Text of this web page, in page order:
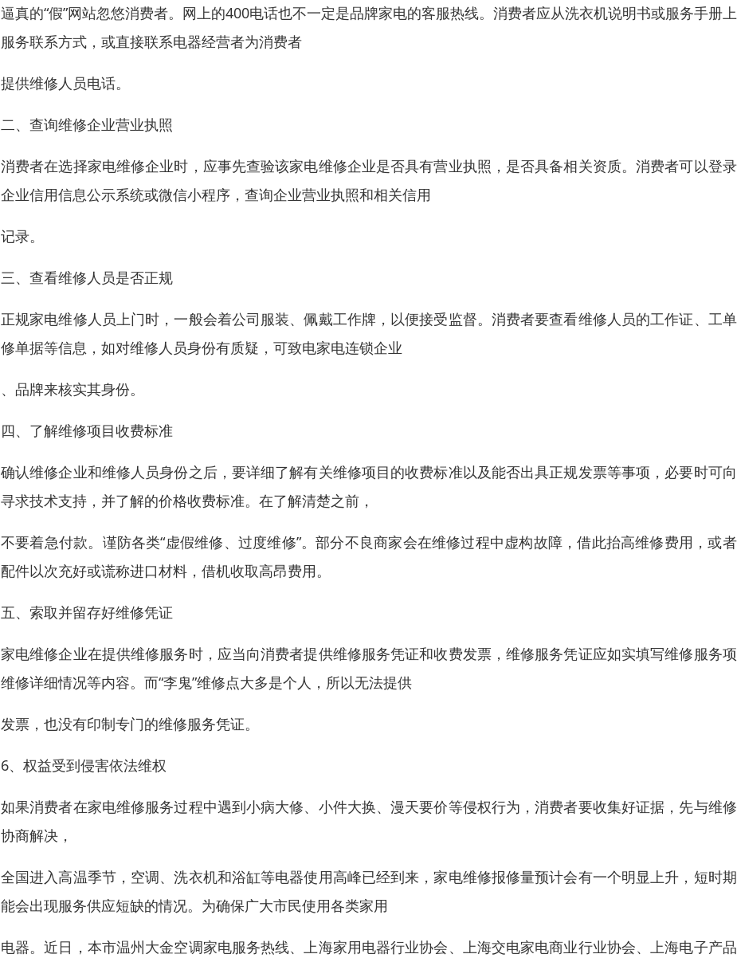
逼真的“假”网站忽悠消费者。网上的400电话也不一定是品牌家电的客服热线。消费者应从洗衣机说明书或服务手册
服务联系方式，或直接联系电器经营者为消费者
提供维修人员电话。
二、查询维修企业营业执照
消费者在选择家电维修企业时，应事先查验该家电维修企业是否具有营业执照，是否具备相关资质。消费者可以登
企业信用信息公示系统或微信小程序，查询企业营业执照和相关信用
记录。
三、查看维修人员是否正规
正规家电维修人员上门时，一般会着公司服装、佩戴工作牌，以便接受监督。消费者要查看维修人员的工作证、工
修单据等信息，如对维修人员身份有质疑，可致电家电连锁企业
、品牌来核实其身份。
四、了解维修项目收费标准
确认维修企业和维修人员身份之后，要详细了解有关维修项目的收费标准以及能否出具正规发票等事项，必要时可
寻求技术支持，并了解的价格收费标准。在了解清楚之前，
不要着急付款。谨防各类“虚假维修、过度维修”。部分不良商家会在维修过程中虚构故障，借此抬高维修费用，或
配件以次充好或谎称进口材料，借机收取高昂费用。
五、索取并留存好维修凭证
家电维修企业在提供维修服务时，应当向消费者提供维修服务凭证和收费发票，维修服务凭证应如实填写维修服务
维修详细情况等内容。而“李鬼”维修点大多是个人，所以无法提供
发票，也没有印制专门的维修服务凭证。
6、权益受到侵害依法维权
如果消费者在家电维修服务过程中遇到小病大修、小件大换、漫天要价等侵权行为，消费者要收集好证据，先与维
协商解决，
全国进入高温季节，空调、洗衣机和浴缸等电器使用高峰已经到来，家电维修报修量预计会有一个明显上升，短时
能会出现服务供应短缺的情况。为确保广大市民使用各类家用
电器。近日，本市温州大金空调家电服务热线、上海家用电器行业协会、上海交电家电商业行业协会、上海电子产